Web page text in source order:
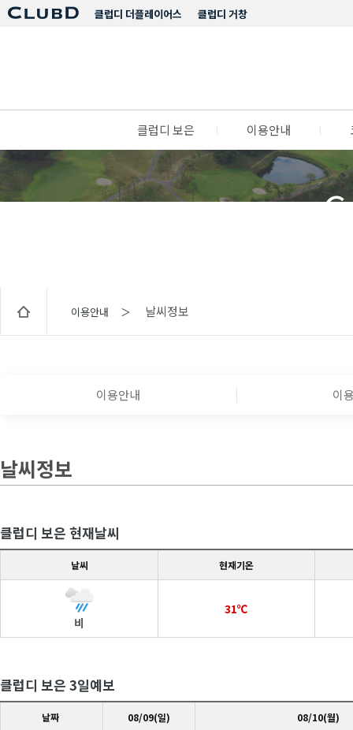
클럽디 거창
클럽디 더플레이어스
클럽디 보은 이용안내
이용안내 ＞ 날씨정보
이용안내 이
날씨정보
클럽디 보은 현재날씨
날씨 현재기온
비
31℃
클럽디 보은 3일예보
날짜 08/09(일) 08/10(월)